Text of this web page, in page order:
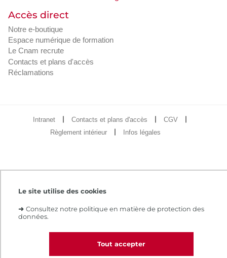
Le site utilise des cookies
➜ Consultez notre politique en matière de protection des
données.
Tout accepter
Accès direct
Notre e-boutique
Espace numérique de formation
Le Cnam recrute
Contacts et plans d'accès
Réclamations
Intranet Contacts et plans d'accès
CGV
Règlement intérieur
Infos légales